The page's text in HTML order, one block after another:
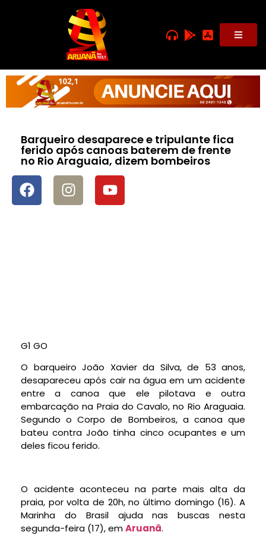
Barqueiro desaparece e tripulante fica
ferido após canoas baterem de frente
no Rio Araguaia, dizem bombeiros
G1 GO
O barqueiro João Xavier da Silva, de 53 anos,
desapareceu após cair na água em um acidente
entre a canoa que ele pilotava e outra
embarcação na Praia do Cavalo, no Rio Araguaia.
Segundo o Corpo de Bombeiros, a canoa que
bateu contra João tinha cinco ocupantes e um
deles ficou ferido.
O acidente aconteceu na parte mais alta da
praia, por volta de 20h, no último domingo (16). A
Marinha do Brasil ajuda nas buscas nesta
segunda-feira (17), emAruanã.